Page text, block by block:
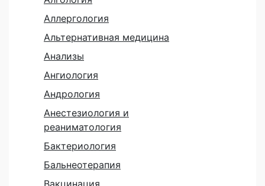
Аллергология
Альтернативная медицина
Анализы
Ангиология
Андрология
Анестезиология и
реаниматология
Бактериология
Бальнеотерапия
Вакцинация